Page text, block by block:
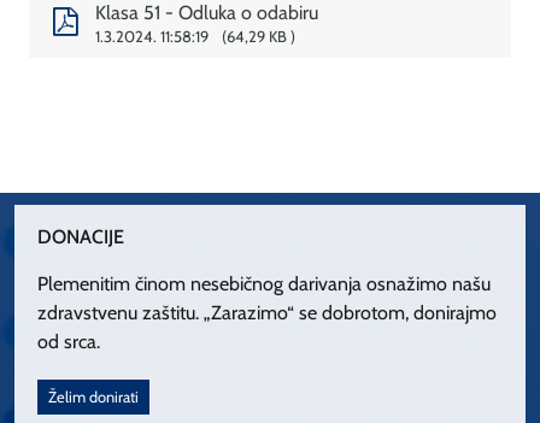
Klasa 51 - Odluka o odabiru
1.3.2024. 11:58:19 64,29 KB
DONACIJE
Plemenitim činom nesebičnog darivanja osnažimo našu
zdravstvenu zaštitu. „Zarazimo“ se dobrotom, donirajmo
od srca.
Želim donirati